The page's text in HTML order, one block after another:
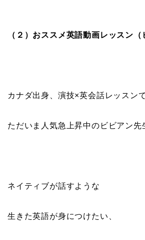
（２）おススメ英語動画レッスン（
カナダ出身、演技×英会話レッスン
ただいま人気急上昇中のビビアン先
ネイティブが話すような
生きた英語が身につけたい、